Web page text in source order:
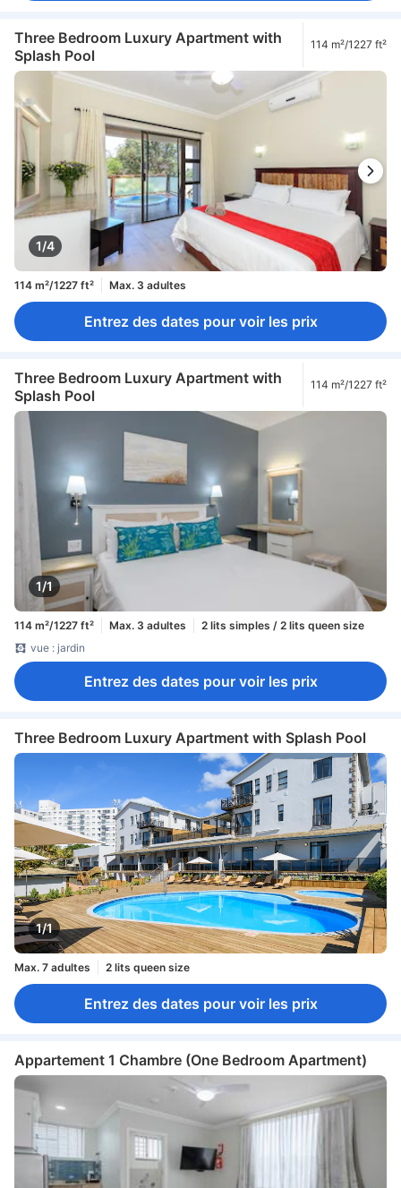
Three Bedroom Luxury Apartment with
Splash Pool
114 m²/1227 ft²
1/4
114 m²/1227 ft² Max. 3 adultes
Entrez des dates pour voir les prix
Three Bedroom Luxury Apartment with
Splash Pool
114 m²/1227 ft²
1/1
114 m²/1227 ft² Max. 3 adultes
2 lits simples / 2 lits queen size
vue : jardin
Entrez des dates pour voir les prix
Three Bedroom Luxury Apartment with Splash Pool
1/1
Max. 7 adultes 2 lits queen size
Entrez des dates pour voir les prix
Appartement 1 Chambre (One Bedroom Apartment)